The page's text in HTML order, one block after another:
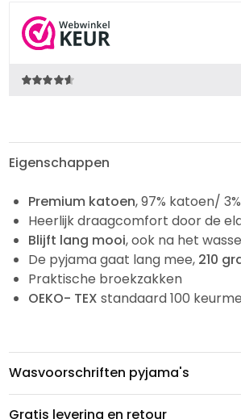
Eigenschappen
Premium katoen, 97% katoen/
Heerlijk draagcomfort door de
Blijft lang mooi, ook na het
De pyjama gaat lang mee, 210
Praktische broekzakken
OEKO- TEX standaard 100
Wasvoorschriften pyjama's
Gratis levering en retour